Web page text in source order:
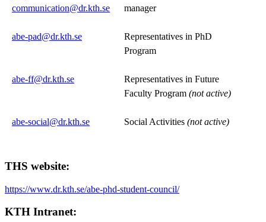
communication@dr.kth.se
manager
abe-pad@dr.kth.se
Representatives in PhD
Program
abe-ff@dr.kth.se
Representatives in Future
Faculty Program (not active)
abe-social@dr.kth.se Social Activities (not active)
THS website:
https://www.dr.kth.se/abe-phd-student-council/
KTH Intranet: